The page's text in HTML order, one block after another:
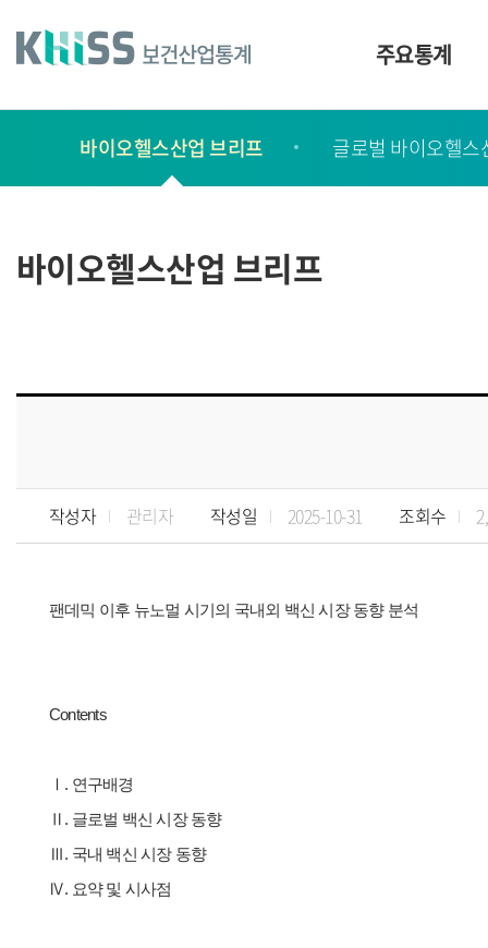
건
주요통계
서
간
행
바이오헬스산업 브리프 글로벌 바이오헬스
바이오헬스산업 브리프
작성자 관리자 작성일 2025-10-31 조회수
팬데믹 이후 뉴노멀 시기의 국내외 백신 시장 동향 분석
Contents
Ⅰ. 연구배경
Ⅱ. 글로벌 백신 시장 동향
Ⅲ. 국내 백신 시장 동향
Ⅳ. 요약 및 시사점